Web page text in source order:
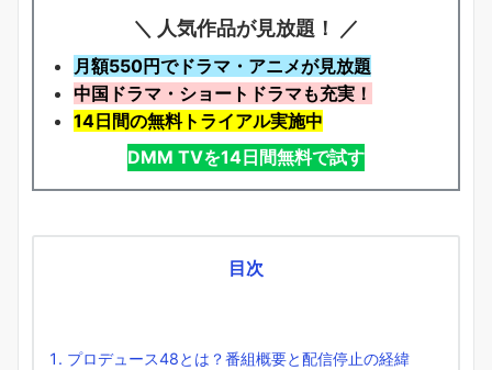
＼ 人気作品が見放題！ ／
月額550円でドラマ・アニメが見放題
中国ドラマ・ショートドラマも充実！
14日間の無料トライアル実施中
DMM TVを14日間無料で試す
目次
プロデュース48とは？番組概要と配信停止の経緯